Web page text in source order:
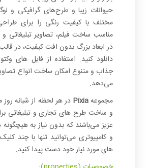
حیوانات زیبا و طرح‌های گرافیکی و
مختلف با کیفیت رنگی را برای
مناسب ساخت فیلم، تصاویر تبلیغاتی
دانلود کنید. استفاده از فایل های
جذاب و متنوع امکان ساخت انواع
می‌دهد.
مجموعهPixia در هر لحظه از شبانه
و ساخت طرح های تجاری و تبلیغاتی
عزیز می‌باشند که بدون نیاز به
و کامپیوتری می‌توانید تنها با چند
های مورد نیاز خود دست پیدا کنید.